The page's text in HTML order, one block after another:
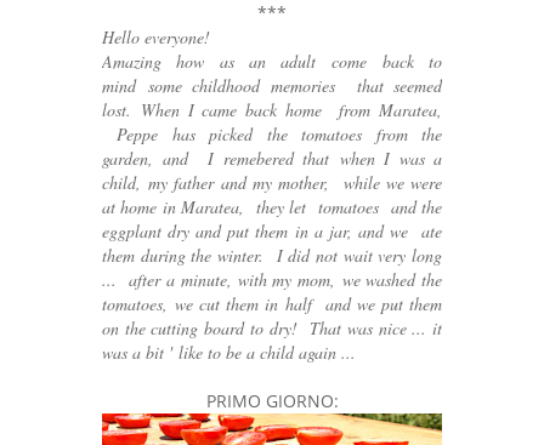
***
Hello everyone!
Amazing how as an adultcome back to
mind some childhood memories that seemed
lost. When I came back home from Maratea,
Peppe has picked the tomatoes from the
garden,and I remebered that when I was a
child,my father and my mother, while we were
at home in Maratea, they let tomatoes and the
eggplant dry and put them in a jar, and we ate
them during the winter. I did not wait very long
...after a minute, with my mom, we washed the
tomatoes,we cut them in half and we put them
on the cutting board to dry! That was nice ... it
was a bit ' like to be a child again ...
PRIMO GIORNO: